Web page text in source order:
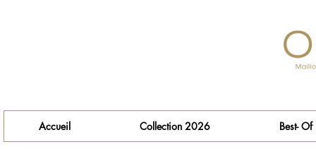
Accueil Collection 2026 Best- Of